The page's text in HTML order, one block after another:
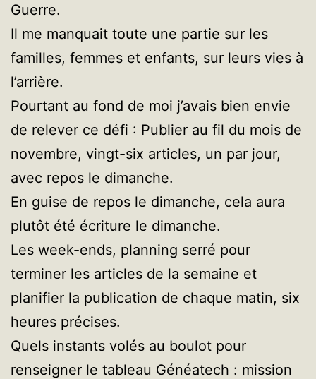
Guerre.
Il me manquait toute une partie sur les
familles, femmes et enfants, sur leurs vies à
l’arrière.
Pourtant au fond de moi j’avais bien envie
de relever ce défi : Publier au fil du mois de
novembre, vingt-six articles, un par jour,
avec repos le dimanche.
En guise de repos le dimanche, cela aura
plutôt été écriture le dimanche.
Les week-ends, planning serré pour
terminer les articles de la semaine et
planifier la publication de chaque matin, six
heures précises.
Quels instants volés au boulot pour
renseigner le tableau Généatech : mission